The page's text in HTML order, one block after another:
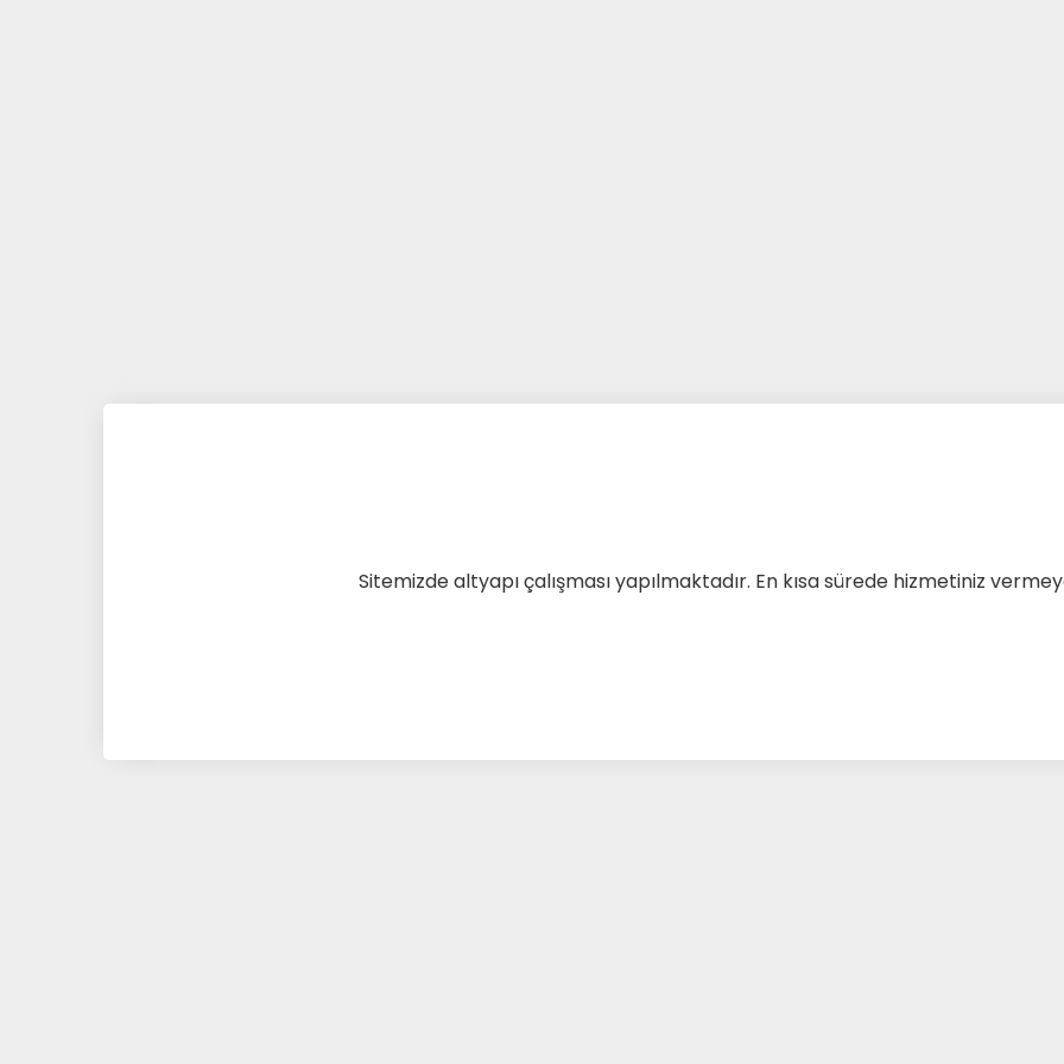
Sitemizde altyapı çalışması yapılmaktadır. En kısa sürede hizmetiniz